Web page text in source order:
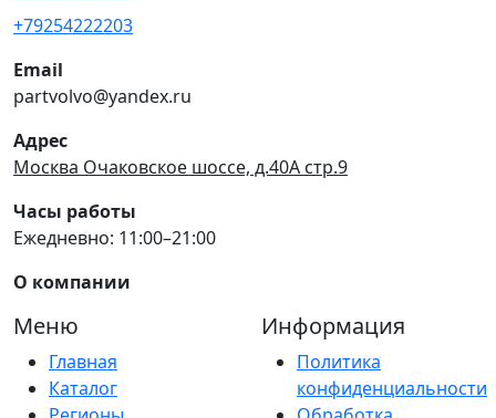
+79254222203
Email
partvolvo@yandex.ru
Адрес
Москва Очаковское шоссе, д.40А стр.9
Часы работы
Ежедневно: 11:00–21:00
О компании
Меню
Главная
Каталог
Информация
Политика
конфиденциальности